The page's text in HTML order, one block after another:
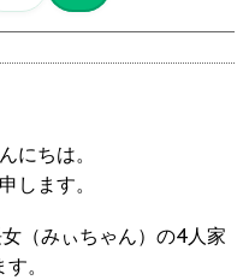
にちは。
します。
（みぃちゃん）の4人家
。